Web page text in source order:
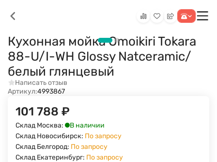
Кухонная мойка Omoikiri Tokara
88-U/I-WH Glossy Natceramic/
белый глянцевый
Написать отзыв
Артикул:4993867
101 788 ₽
Склад Москва:
В наличии
Склад Новосибирск: По запросу
Склад Белгород: По запросу
Склад Екатеринбург: По запросу